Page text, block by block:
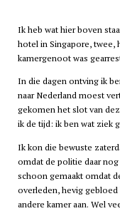
Ik heb wat hier boven
hotel in Singapore, twee,
kamergenoot was
In die dagen ontving ik
naar Nederland moest
gekomen het slot van
ik de tijd: ik ben wat ziek
Ik kon die bewuste
omdat de politie daar
schoon gemaakt omdat
overleden, hevig
andere kamer aan. Wel